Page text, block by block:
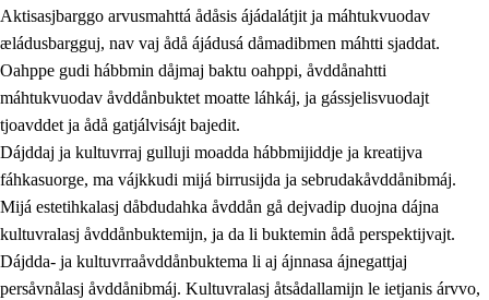
Aktisasjbarggo arvusmahttá ådåsis ájádalátjit ja máhtukvuodav
æládusbargguj, nav vaj ådå ájádusá dåmadibmen máhtti sjaddat.
Oahppe gudi hábbmin dåjmaj baktu oahppi, åvddånahtti
máhtukvuodav åvddånbuktet moatte láhkáj, ja gássjelisvuodajt
tjoavddet ja ådå gatjálvisájt bajedit.
Dájddaj ja kultuvrraj gulluji moadda hábbmijiddje ja kreatijva
fáhkasuorge, ma vájkkudi mijá birrusijda ja sebrudakåvddånibmáj.
Mijá estetihkalasj dåbdudahka åvddån gå dejvadip duojna dájna
kultuvralasj åvddånbuktemijn, ja da li buktemin ådå perspektijvajt.
Dájdda- ja kultuvrraåvddånbuktema li aj ájnnasa ájnegattjaj
persåvnålasj åvddånibmáj. Kultuvralasj åtsådallamijn le ietjanis árvvo,